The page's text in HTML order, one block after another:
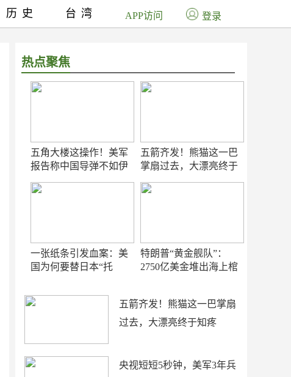
热点聚焦
五角大楼这操作！美军
报告称中国导弹不如伊
五箭齐发！熊猫这一巴
掌扇过去，大漂亮终于
一张纸条引发血案：美
国为何要替日本“托
特朗普“黄金舰队”：
2750亿美金堆出海上棺
五箭齐发！熊猫这一巴掌扇
过去，大漂亮终于知疼
央视短短5秒钟，美军3年兵
历史 台湾 APP访问 登录